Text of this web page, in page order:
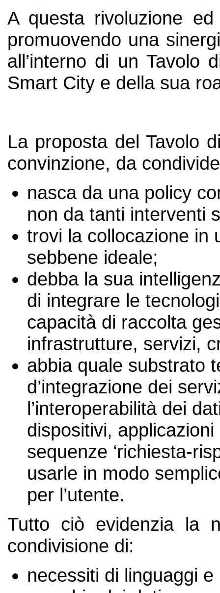
A questa rivoluzione
promuovendo una
all’interno di un Tavolo
Smart City e della sua
La proposta del Tavolo
convinzione, da
nasca da una policy
non da tanti interventi
trovi la collocazione in
sebbene ideale;
debba la sua
di integrare le
capacità di raccolta
infrastrutture, servizi,
abbia quale substrato
d’integrazione dei
l’interoperabilità dei
dispositivi,
sequenze ‘richiesta-
usarle in modo
per l’utente.
Tutto ciò evidenzia la
condivisione di:
necessiti di linguaggi